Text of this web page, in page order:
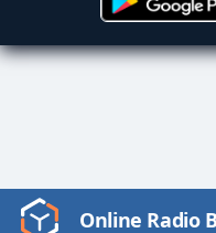
Online Radio